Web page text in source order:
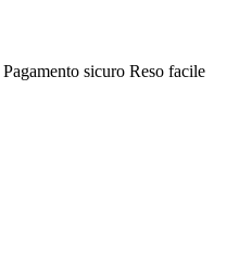
Pagamento sicuro Reso facile